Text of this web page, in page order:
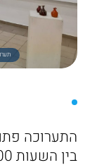
התערוכה